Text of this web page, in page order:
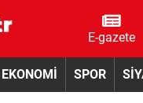
E-gazete
EKONOMİ SPOR